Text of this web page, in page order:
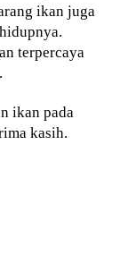
ikan juga
terpercaya
ikan pada
kasih.